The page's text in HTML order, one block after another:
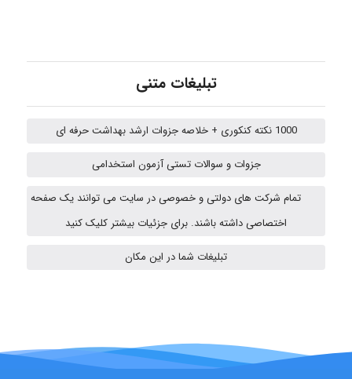
Jafar Tym
Poubakhtiari
تبلیغات متنی
1000 نکته کنکوری + خلاصه جزوات ارشد بهداشت حرفه ای
جزوات و سوالات تستی آزمون استخدامی
تمام شرکت های دولتی و خصوصی در سایت می توانند یک صفحه
اختصاصی داشته باشند. برای جزئیات بیشتر کلیک کنید
تبلیغات شما در این مکان